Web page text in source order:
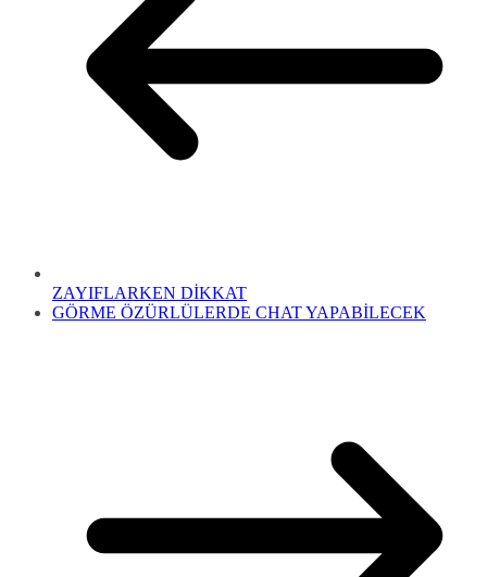
ZAYIFLARKEN DİKKAT
GÖRME ÖZÜRLÜLERDE CHAT YAPABİLECEK